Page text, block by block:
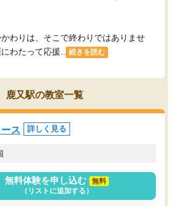
わりは、そこで終わりではありませ
わたって応援...
続きを読む
鹿又駅の教室一覧
ス 詳しく見る
無料体験を申し込む
無料
（リストに追加する）